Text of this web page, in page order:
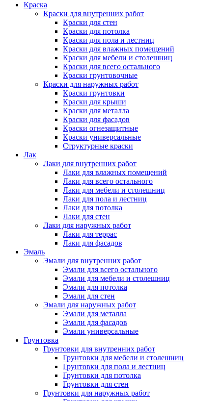
Краска
Краски для внутренних работ
Краски для стен
Краски для потолка
Краски для пола и лестниц
Краски для влажных помещений
Краски для мебели и столешниц
Краски для всего остального
Краски грунтовочные
Краски для наружных работ
Краски грунтовки
Краски для крыши
Краски для металла
Краски для фасадов
Краски огнезащитные
Краски универсальные
Структурные краски
Лак
Лаки для внутренних работ
Лаки для влажных помещений
Лаки для всего остального
Лаки для мебели и столешниц
Лаки для пола и лестниц
Лаки для потолка
Лаки для стен
Лаки для наружных работ
Лаки для террас
Лаки для фасадов
Эмаль
Эмали для внутренних работ
Эмали для всего остального
Эмали для мебели и столешниц
Эмали для потолка
Эмали для стен
Эмали для наружных работ
Эмали для металла
Эмали для фасадов
Эмали универсальные
Грунтовка
Грунтовки для внутренних работ
Грунтовки для мебели и столешниц
Грунтовки для пола и лестниц
Грунтовки для потолка
Грунтовки для стен
Грунтовки для наружных работ